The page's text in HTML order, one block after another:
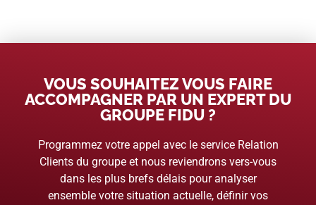
VOUS SOUHAITEZ VOUS FAIRE
ACCOMPAGNER PAR UN EXPERT DU
GROUPE FIDU ?
Programmez votre appel avec le service Relation
Clients du groupe et nous reviendrons vers-vous
dans les plus brefs délais pour analyser
ensemble votre situation actuelle, définir vos